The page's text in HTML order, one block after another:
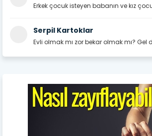
Erkek çocuk isteyen babanın ve kız
Serpil Kartoklar
Evli olmak mı zor bekar olmak mı? Gel